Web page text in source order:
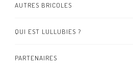
AUTRES BRICOLES
QUI EST LULLUBIES ?
PARTENAIRES